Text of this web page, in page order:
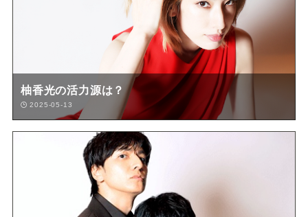
柚香光の活力源は？
2025-05-13